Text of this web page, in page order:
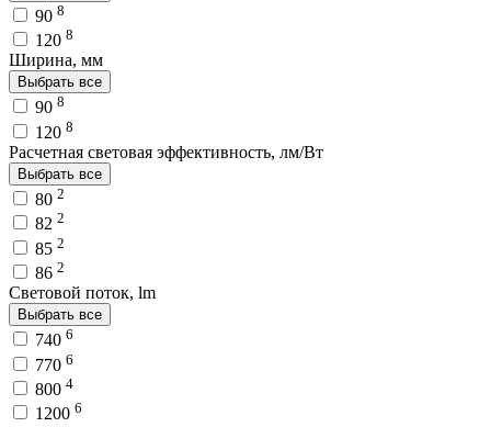
90 8
120 8
Ширина, мм
Выбрать все
90 8
120 8
Расчетная световая эффективность, лм/Вт
Выбрать все
80 2
82 2
85 2
86 2
Световой поток, lm
Выбрать все
740 6
770 6
800 4
1200 6